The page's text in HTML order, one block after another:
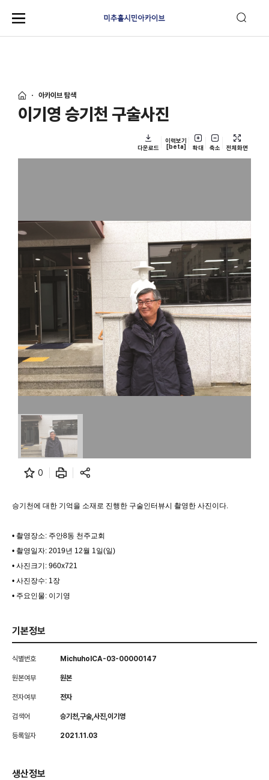
아카이브 탐색
이기영 승기천 구술사진
다운로드
이력보기
[beta]
확대 축소 전체화면
0
승기천에 대한 기억을 소재로 진행한 구술인터뷰시 촬영한 사진이다.
• 촬영장소: 주안8동 천주교회
• 촬영일자: 2019년 12월 1일(일)
• 사진크기: 960x721
• 사진장수: 1장
• 주요인물: 이기영
기본정보
식별번호 MichuholCA-03-00000147
원본여부 원본
전자여부 전자
검색어 승기천,구술,사진,이기영
등록일자 2021.11.03
생산정보